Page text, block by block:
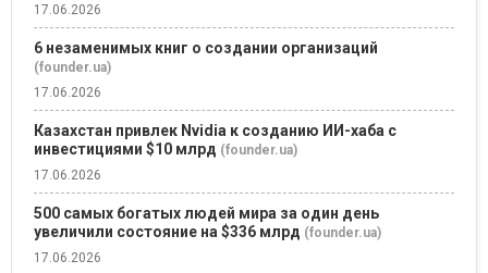
17.06.2026
6 незаменимых книг о создании организаций
(founder.ua)
17.06.2026
Казахстан привлек Nvidia к созданию ИИ-хаба с
инвестициями $10 млрд (founder.ua)
17.06.2026
500 самых богатых людей мира за один день
увеличили состояние на $336 млрд (founder.ua)
17.06.2026